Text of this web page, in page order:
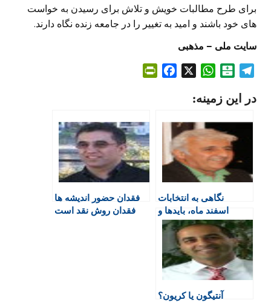
برای طرح مطالبات خویش و تلاش برای رسیدن به خواست
های خود باشند و امید به تغییر را در جامعه زنده نگاه دارند‫.
سایت ملی – مذهبی
l
r
a
m
t
a
r
i
n
W
a
s
A
p
p
t
F
r
i
e
n
در این زمینه:
نگاهی به انتخابات
اسفند ماه، بایدها و
نبایدها!
فقدان حضور انديشه ها
فقدان روش نقد است
آنتیگون یا کریون؟